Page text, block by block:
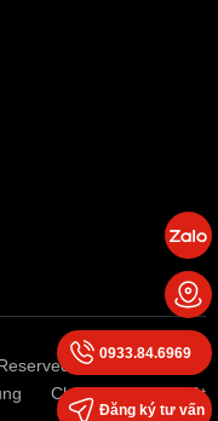
Chính sách bảo mật
0933.84.6969
Đăng ký tư vấn